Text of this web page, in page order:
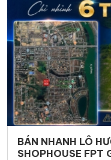
BÁN NHANH LÔ
SHOPHOUSE FPT